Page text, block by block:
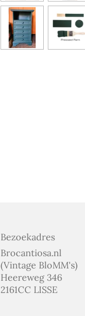
Bezoekadres
Brocantiosa.nl
(Vintage BloMM's)
Heereweg 346
2161CC LISSE